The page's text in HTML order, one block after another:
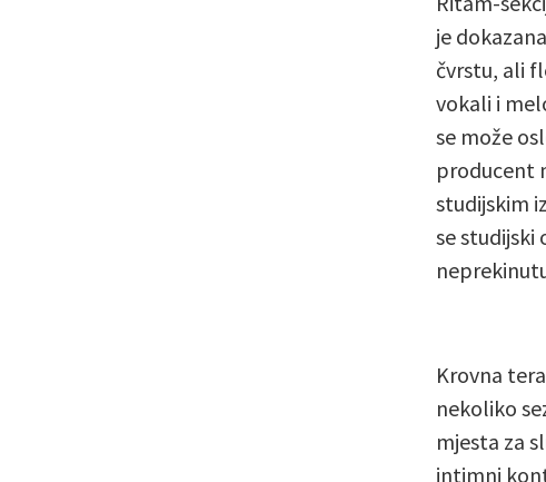
je
čvrstu, ali
vokali i
se može
producent
studijskim
se studijski
Krovna
nekoliko
mjesta za
intimni